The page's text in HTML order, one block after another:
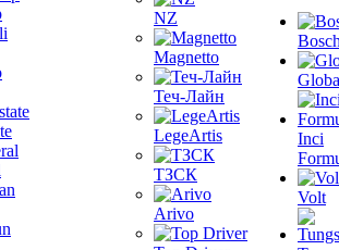
NZ
Magnetto
Теч-Лайн
LegeArtis
ТЗСК
Arivo
Inci
Volt